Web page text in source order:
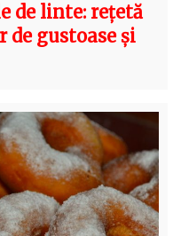
de linte: rețetă
de gustoase și